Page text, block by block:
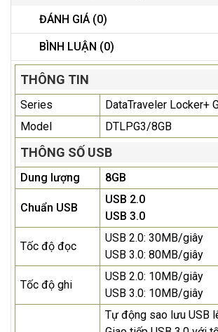
ĐÁNH GIÁ (0)
BÌNH LUẬN (0)
THÔNG TIN
Series
DataTraveler Locker+
Model
DTLPG3/8GB
THÔNG SỐ USB
Dung lượng 8GB
Chuẩn USB
USB 2.0
USB 3.0
Tốc độ đọc
USB 2.0: 30MB/giây
USB 3.0: 80MB/giây
Tốc độ ghi
USB 2.0: 10MB/giây
USB 3.0: 10MB/giây
Tự động sao lưu USB